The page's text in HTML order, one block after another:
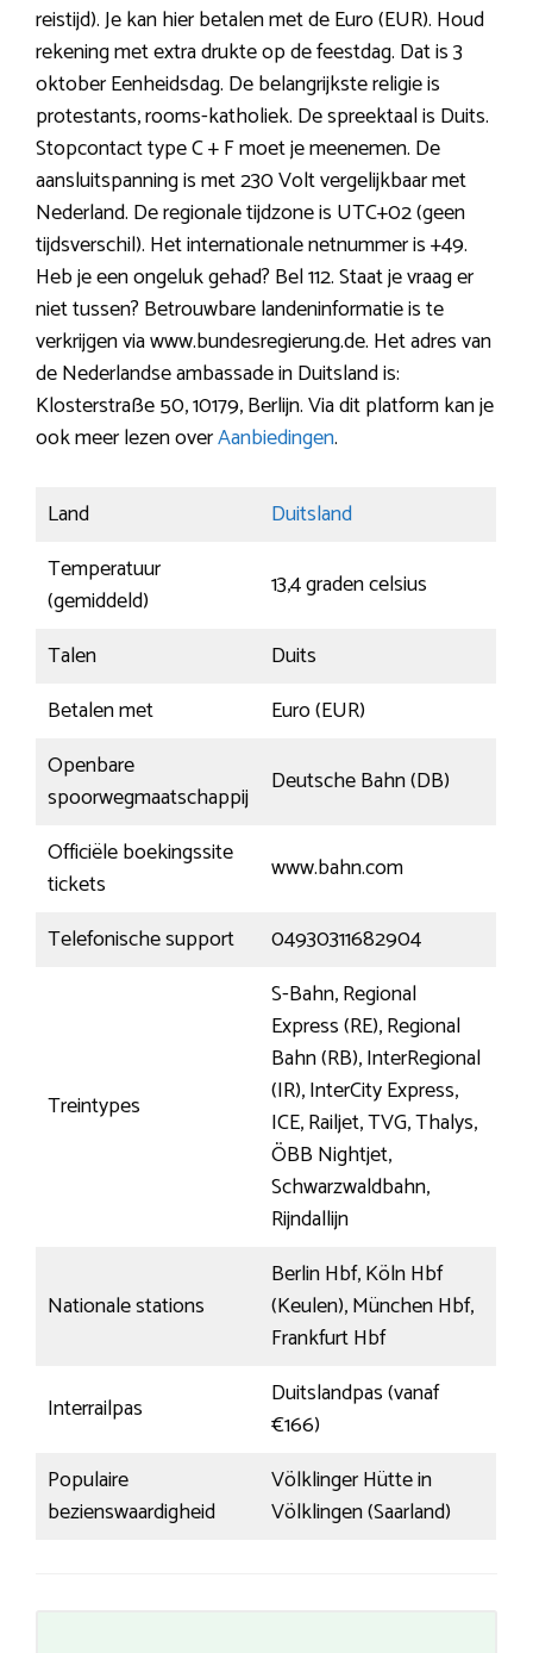
reistijd). Je kan hier betalen met de Euro (EUR). Houd
rekening met extra drukte op de feestdag. Dat is 3
oktober Eenheidsdag. De belangrijkste religie is
protestants, rooms-katholiek. De spreektaal is Duits.
Stopcontact type C + F moet je meenemen. De
aansluitspanning is met 230 Volt vergelijkbaar met
Nederland. De regionale tijdzone is UTC+02 (geen
tijdsverschil). Het internationale netnummer is +49.
Heb je een ongeluk gehad? Bel 112. Staat je vraag er
niet tussen? Betrouwbare landeninformatie is te
verkrijgen via www.bundesregierung.de. Het adres van
de Nederlandse ambassade in Duitsland is:
Klosterstraße 50, 10179, Berlijn. Via dit platform kan je
ook meer lezen overAanbiedingen.
Land
Duitsland
Temperatuur
(gemiddeld)
13,4 graden celsius
Talen
Duits
Betalen met
Euro (EUR)
Openbare
spoorwegmaatschappij
Deutsche Bahn (DB)
Officiële boekingssite
tickets
www.bahn.com
Telefonische support
04930311682904
Treintypes
S-Bahn, Regional
Express (RE), Regional
Bahn (RB), InterRegional
(IR), InterCity Express,
ICE, Railjet, TVG, Thalys,
ÖBB Nightjet,
Schwarzwaldbahn,
Rijndallijn
Nationale stations
Berlin Hbf, Köln Hbf
(Keulen), München Hbf,
Frankfurt Hbf
Interrailpas
Duitslandpas (vanaf
€166)
Populaire
bezienswaardigheid
Völklinger Hütte in
Völklingen (Saarland)